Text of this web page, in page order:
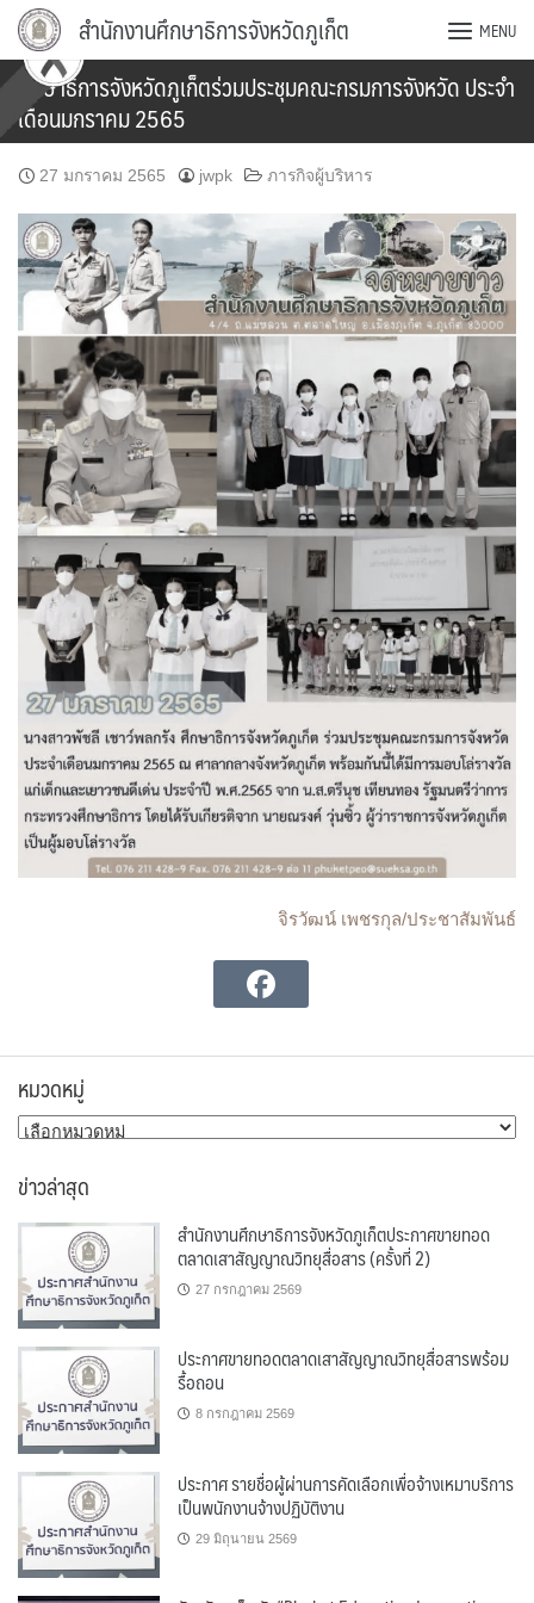
Skip
content
สำนักงานศึกษาธิการจังหวัดภูเก็ต MENU
ศึกษาธิการจังหวัดภูเก็ตร่วมประชุมคณะกรมการจังหวัด ประจำ
เดือนมกราคม 2565
27 มกราคม 2565 jwpk ภารกิจผู้บริหาร
จิรวัฒน์ เพชรกุล/ประชาสัมพันธ์
หมวดหมู่
หมวด
ข่าวล่าสุด
สำนักงานศึกษาธิการจังหวัดภูเก็ตประกาศขายทอด
ตลาดเสาสัญญาณวิทยุสื่อสาร (ครั้งที่ 2)
27 กรกฎาคม 2569
ประกาศขายทอดตลาดเสาสัญญาณวิทยุสื่อสารพร้อม
รื้อถอน
8 กรกฎาคม 2569
ประกาศ รายชื่อผู้ผ่านการคัดเลือกเพื่อจ้างเหมาบริการ
เป็นพนักงานจ้างปฏิบัติงาน
29 มิถุนายน 2569